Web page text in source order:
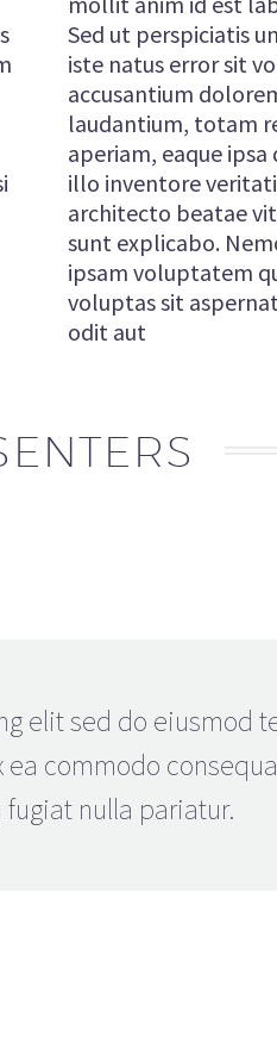
Sed ut perspiciatis
iste natus error sit
accusantium
laudantium, totam
aperiam, eaque ipsa
illo inventore
architecto beatae
sunt explicabo.
ipsam voluptatem
voluptas sit
odit aut
elit sed do eiusmod
commodo
nulla pariatur.